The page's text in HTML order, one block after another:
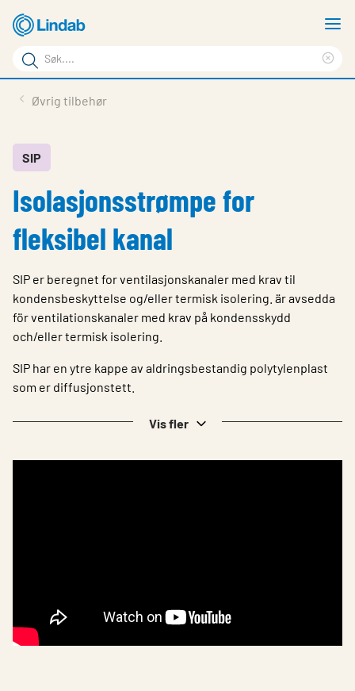
hovedinnhold
Søkeord
Søk
på
Last ned
Om Lindab
Choose languge
Øvrig tilbehør
SIP
Isolasjonsstrømpe for
fleksibel kanal
SIP er beregnet for ventilasjonskanaler med krav til
kondensbeskyttelse og/eller termisk isolering. är avsedda
för ventilationskanaler med krav på kondensskydd
och/eller termisk isolering.
SIP har en ytre kappe av aldringsbestandig polytylenplast
som er diffusjonstett.
Vis fler